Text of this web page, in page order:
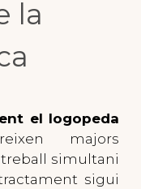
la
el logopeda
majors
simultani
sigui